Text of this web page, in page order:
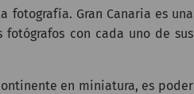
Gran Canaria es una
con cada uno de sus
en miniatura, es poder